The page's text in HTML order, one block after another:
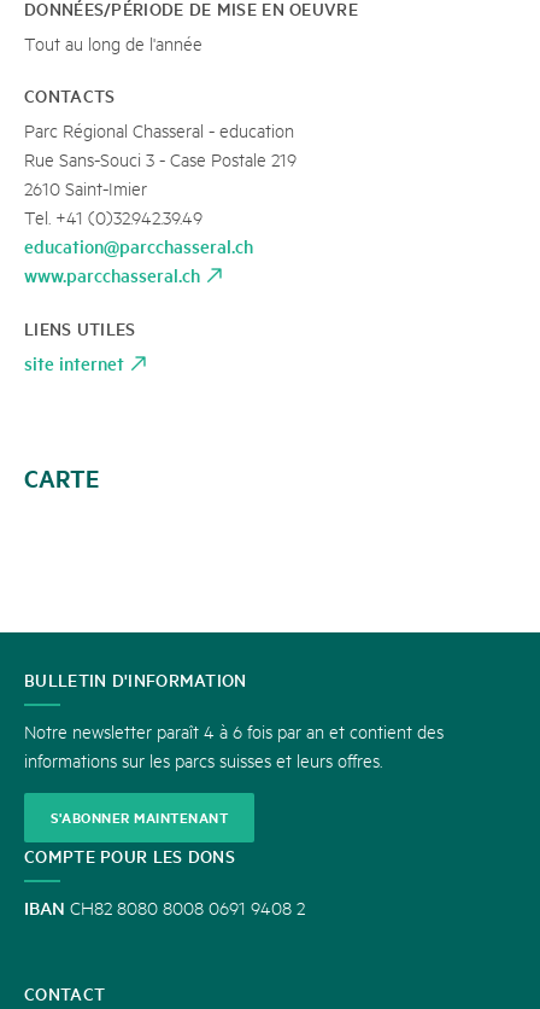
DONNÉES/PÉRIODE DE MISE EN OEUVRE
Tout au long de l'année
CONTACTS
Parc Régional Chasseral - education
Rue Sans-Souci 3 - Case Postale 219
2610 Saint-Imier
Tel. +41 (0)32.942.39.49
education@parcchasseral.ch
www.parcchasseral.ch
LIENS UTILES
site internet
CARTE
CONTACT
BULLETIN D'INFORMATION
Notre newsletter paraît 4 à 6 fois par an et contient des
informations sur les parcs suisses et leurs offres.
S'ABONNER MAINTENANT
COMPTE POUR LES DONS
IBAN CH82 8080 8008 0691 9408 2
CONTACT